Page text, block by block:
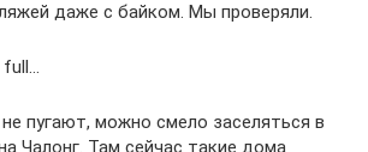
даже с байком. Мы проверяли.
full…
пугают, можно смело заселяться в
Чалонг. Там сейчас такие дома